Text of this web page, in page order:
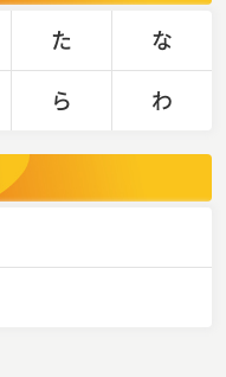
た
な
ら わ